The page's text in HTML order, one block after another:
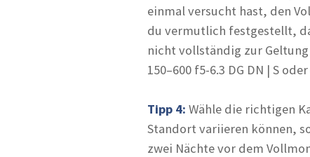
einmal versucht hast, den
du vermutlich festgestellt,
nicht vollständig zur
150–600 f5-6.3 DG DN | S
Tipp 4: Wähle die richtigen
Standort variieren können,
zwei Nächte vor dem